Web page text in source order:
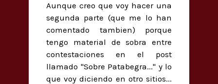
Aunque creo que voy hacer una
segunda parte (que me lo han
comentado tambien) porque
tengo material de sobra entre
contestaciones en el post
llamado "Sobre Patabegra..." y lo
que voy diciendo en otro sitios...